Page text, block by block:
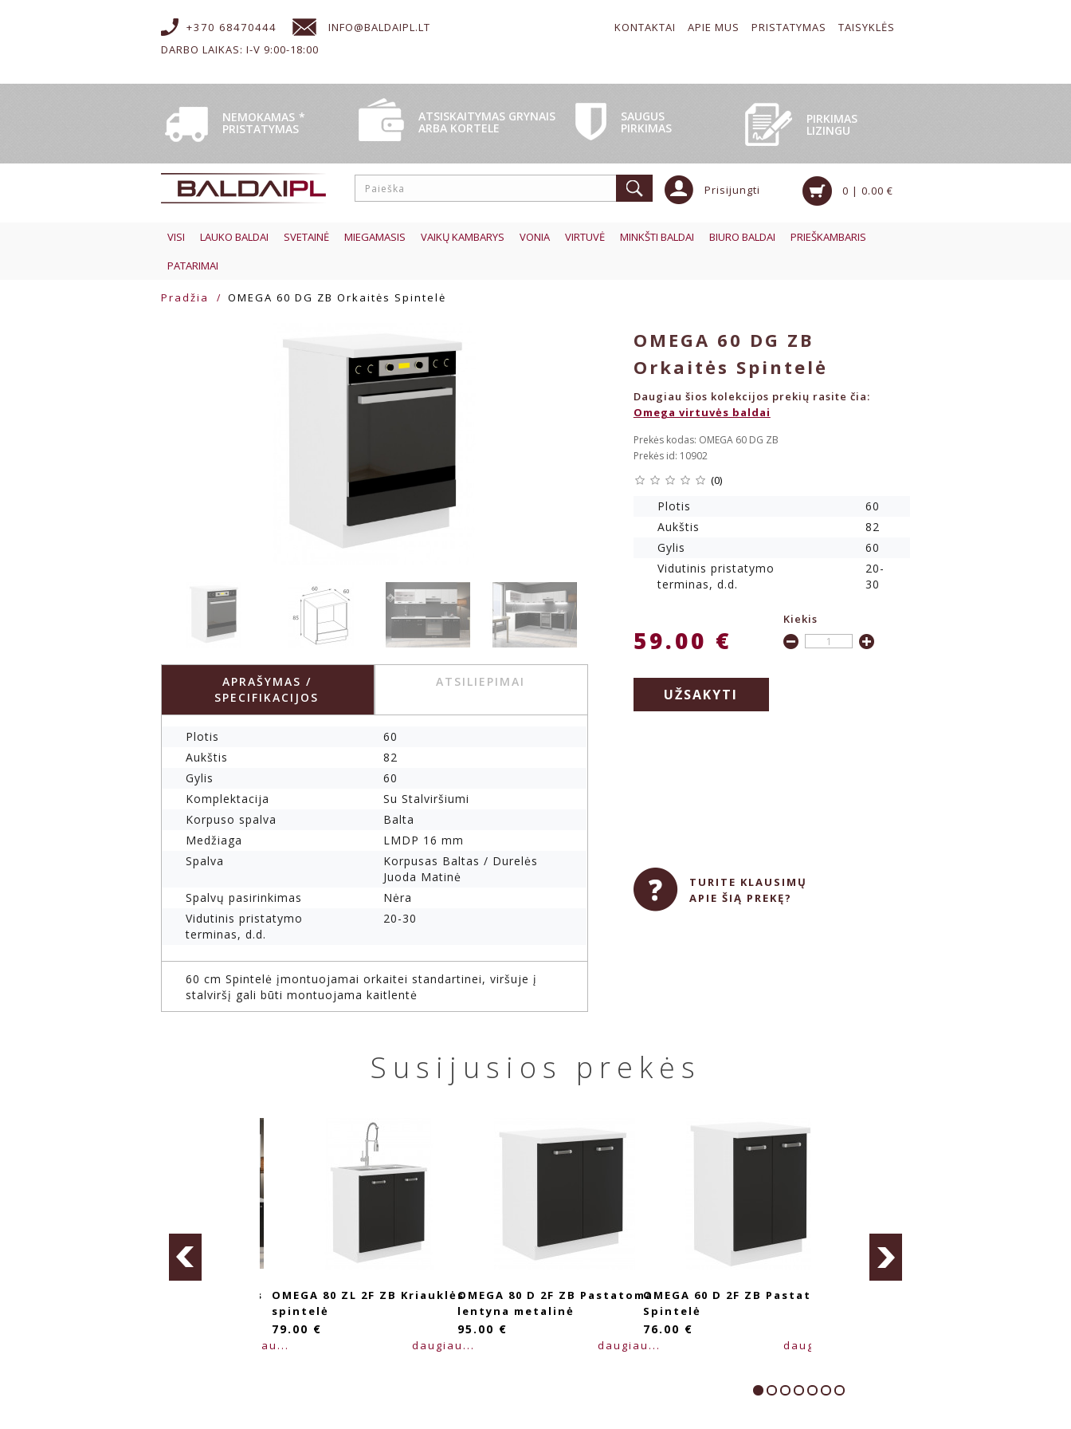
+370 68470444
INFO@BALDAIPL.LT
DARBO LAIKAS: I-V 9:00-18:00
KONTAKTAI APIE MUS PRISTATYMAS TAISYKLĖS
NEMOKAMAS
PRISTATYMAS
* ATSISKAITYMAS GRYNAIS
ARBA KORTELE
SAUGUS
PIRKIMAS
PIRKIMAS
LIZINGU
Prisijungti 0 | 0.00 €
VISI LAUKO BALDAI SVETAINĖ MIEGAMASIS VAIKŲ KAMBARYS VONIA VIRTUVĖ MINKŠTI BALDAI BIURO BALDAI
PRIEŠKAMBARIS
PATARIMAI
Pradžia OMEGA 60 DG ZB Orkaitės Spintelė
APRAŠYMAS /
SPECIFIKACIJOS
ATSILIEPIMAI
Plotis
60
Aukštis
82
Gylis
60
Komplektacija
Su Stalviršiumi
Korpuso spalva
Balta
Medžiaga
LMDP 16 mm
Spalva
Korpusas Baltas / Durelės
Juoda Matinė
Spalvų pasirinkimas
Nėra
Vidutinis pristatymo
terminas, d.d.
20-30
60 cm Spintelė įmontuojamai orkaitei standartinei, viršuje į
stalviršį gali būti montuojama kaitlentė
OMEGA 60 DG ZB
Orkaitės Spintelė
Daugiau šios kolekcijos prekių rasite čia:
Omega virtuvės baldai
Prekės kodas: OMEGA 60 DG ZB
Prekės id: 10902
(0)
Plotis
60
Aukštis
82
Gylis
60
Vidutinis pristatymo
terminas, d.d.
20-
30
59.00 €
Kiekis
UŽSAKYTI
TURITE KLAUSIMŲ
APIE ŠIĄ PREKĘ?
Susijusios prekės
OMEGA 80 ZL 2F ZB KriauklėsOMEGA 80 D 2F ZB Pastatoma
lentyna metalinė
OMEGA 60 D 2F ZB Pastatoma
Spintelė
OMEGA 40 D 1S 1F ZB